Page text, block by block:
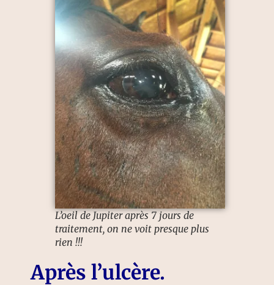
L’oeil de Jupiter après 7 jours de
traitement, on ne voit presque plus
rien !!!
Après l’ulcère.